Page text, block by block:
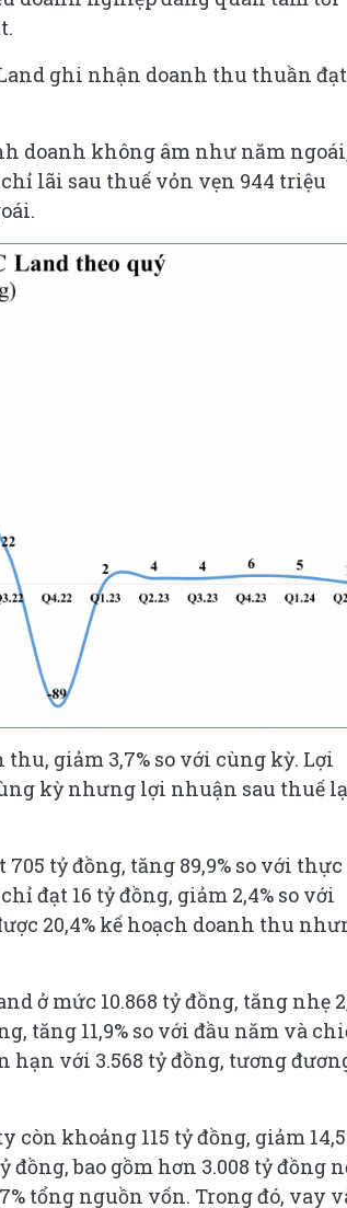
ghi nhận doanh thu thuần đạt
doanh không âm như năm
lãi sau thuế vỏn vẹn 944 triệu
giảm 3,7% so với cùng kỳ. Lợi
kỳ nhưng lợi nhuận sau thuế
tỷ đồng, tăng 89,9% so với thực
đạt 16 tỷ đồng, giảm 2,4% so với
20,4% kế hoạch doanh thu
ở mức 10.868 tỷ đồng, tăng nhẹ
tăng 11,9% so với đầu năm và
hạn với 3.568 tỷ đồng, tương
khoảng 115 tỷ đồng, giảm
bao gồm hơn 3.008 tỷ đồng
tổng nguồn vốn. Trong đó, vay